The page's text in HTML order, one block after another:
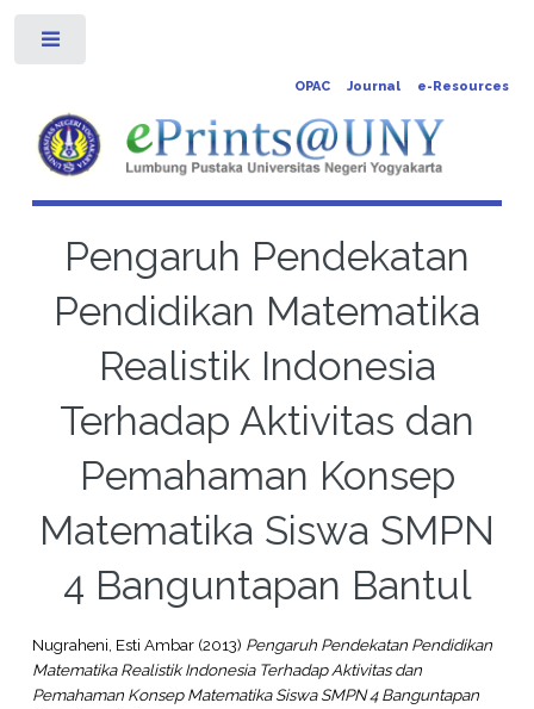
OPAC Journal e-Resources
Pengaruh Pendekatan
Pendidikan Matematika
Realistik Indonesia
Terhadap Aktivitas dan
Pemahaman Konsep
Matematika Siswa SMPN
4 Banguntapan Bantul
Nugraheni, Esti Ambar(2013) Pengaruh Pendekatan Pendidikan
Matematika Realistik Indonesia Terhadap Aktivitas dan
Pemahaman Konsep Matematika Siswa SMPN 4 Banguntapan